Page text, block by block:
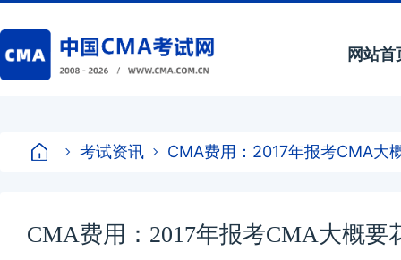
网站首
考试资讯 CMA费用：2017年报考CMA大
CMA费用：2017年报考CMA大概要